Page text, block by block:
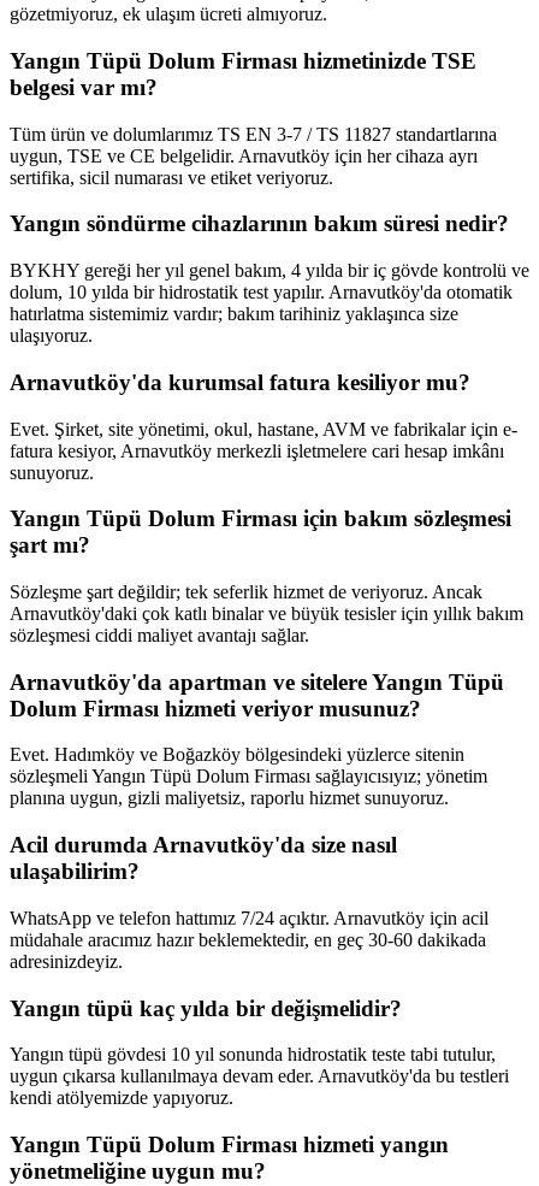
gözetmiyoruz, ek ulaşım ücreti almıyoruz.
Yangın Tüpü Dolum Firması hizmetinizde TSE
belgesi var mı?
Tüm ürün ve dolumlarımız TS EN 3-7 / TS 11827 standartlarına
uygun, TSE ve CE belgelidir. Arnavutköy için her cihaza ayrı
sertifika, sicil numarası ve etiket veriyoruz.
Yangın söndürme cihazlarının bakım süresi nedir?
BYKHY gereği her yıl genel bakım, 4 yılda bir iç gövde kontrolü ve
dolum, 10 yılda bir hidrostatik test yapılır. Arnavutköy'da otomatik
hatırlatma sistemimiz vardır; bakım tarihiniz yaklaşınca size
ulaşıyoruz.
Arnavutköy'da kurumsal fatura kesiliyor mu?
Evet. Şirket, site yönetimi, okul, hastane, AVM ve fabrikalar için e-
fatura kesiyor, Arnavutköy merkezli işletmelere cari hesap imkânı
sunuyoruz.
Yangın Tüpü Dolum Firması için bakım sözleşmesi
şart mı?
Sözleşme şart değildir; tek seferlik hizmet de veriyoruz. Ancak
Arnavutköy'daki çok katlı binalar ve büyük tesisler için yıllık bakım
sözleşmesi ciddi maliyet avantajı sağlar.
Arnavutköy'da apartman ve sitelere Yangın Tüpü
Dolum Firması hizmeti veriyor musunuz?
Evet. Hadımköy ve Boğazköy bölgesindeki yüzlerce sitenin
sözleşmeli Yangın Tüpü Dolum Firması sağlayıcısıyız; yönetim
planına uygun, gizli maliyetsiz, raporlu hizmet sunuyoruz.
Acil durumda Arnavutköy'da size nasıl
ulaşabilirim?
WhatsApp ve telefon hattımız 7/24 açıktır. Arnavutköy için acil
müdahale aracımız hazır beklemektedir, en geç 30-60 dakikada
adresinizdeyiz.
Yangın tüpü kaç yılda bir değişmelidir?
Yangın tüpü gövdesi 10 yıl sonunda hidrostatik teste tabi tutulur,
uygun çıkarsa kullanılmaya devam eder. Arnavutköy'da bu testleri
kendi atölyemizde yapıyoruz.
Yangın Tüpü Dolum Firması hizmeti yangın
yönetmeliğine uygun mu?